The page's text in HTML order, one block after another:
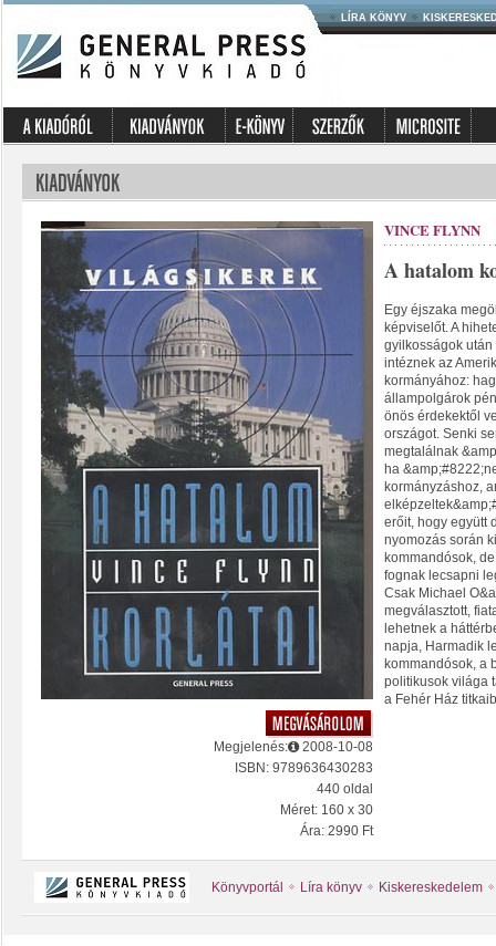
LÍRA KÖNYV
Megjelenés:
2008-10-08
ISBN: 9789636430283
440 oldal
Méret: 160 x 30
Ára: 2990 Ft
VINCE FLYNN
A hatalom
Egy éjszaka
képviselőt. A
gyilkosságok
intéznek az
kormányához:
állampolgárok
önös érdekektől
országot. Senki
megtalálnak
ha
kormányzáshoz,
erőit, hogy együtt
nyomozás során
kommandósok,
fognak lecsapni
Csak Michael
megválasztott,
lehetnek a
napja, Harmadik
kommandósok, a
politikusok világa
a Fehér Ház
Könyvportál Líra könyv Kiskereskedelem